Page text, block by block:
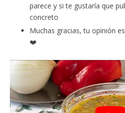
parece y si te gustaría que
concreto
Muchas gracias, tu opinión
❤️